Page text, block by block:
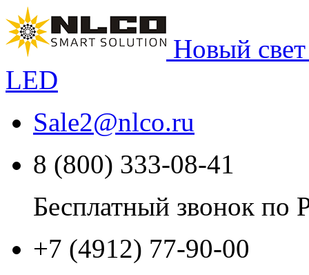
Новый
LED
Sale2@nlco.ru
8 (800) 333-08-41
Бесплатный звонок по
+7 (4912) 77-90-00